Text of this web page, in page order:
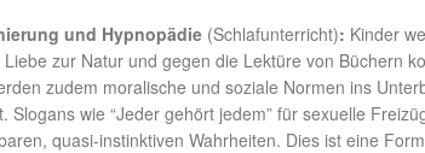
und Hypnopädie (Schlafunterricht): Kinder
zur Natur und gegen die Lektüre von Büchern
zudem moralische und soziale Normen ins
Slogans wie “Jeder gehört jedem” für sexuelle
quasi-instinktiven Wahrheiten. Dies ist eine